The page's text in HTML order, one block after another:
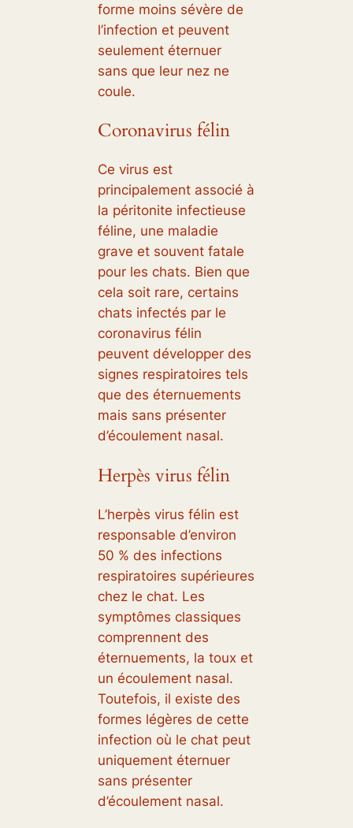
forme moins sévère de
l’infection et peuvent
seulement éternuer
sans que leur nez ne
coule.
Coronavirus félin
Ce virus est
principalement associé à
la péritonite infectieuse
féline, une maladie
grave et souvent fatale
pour les chats. Bien que
cela soit rare, certains
chats infectés par le
coronavirus félin
peuvent développer des
signes respiratoires tels
que des éternuements
mais sans présenter
d’écoulement nasal.
Herpès virus félin
L’herpès virus félin est
responsable d’environ
50 % des infections
respiratoires supérieures
chez le chat. Les
symptômes classiques
comprennent des
éternuements, la toux et
un écoulement nasal.
Toutefois, il existe des
formes légères de cette
infection où le chat peut
uniquement éternuer
sans présenter
d’écoulement nasal.